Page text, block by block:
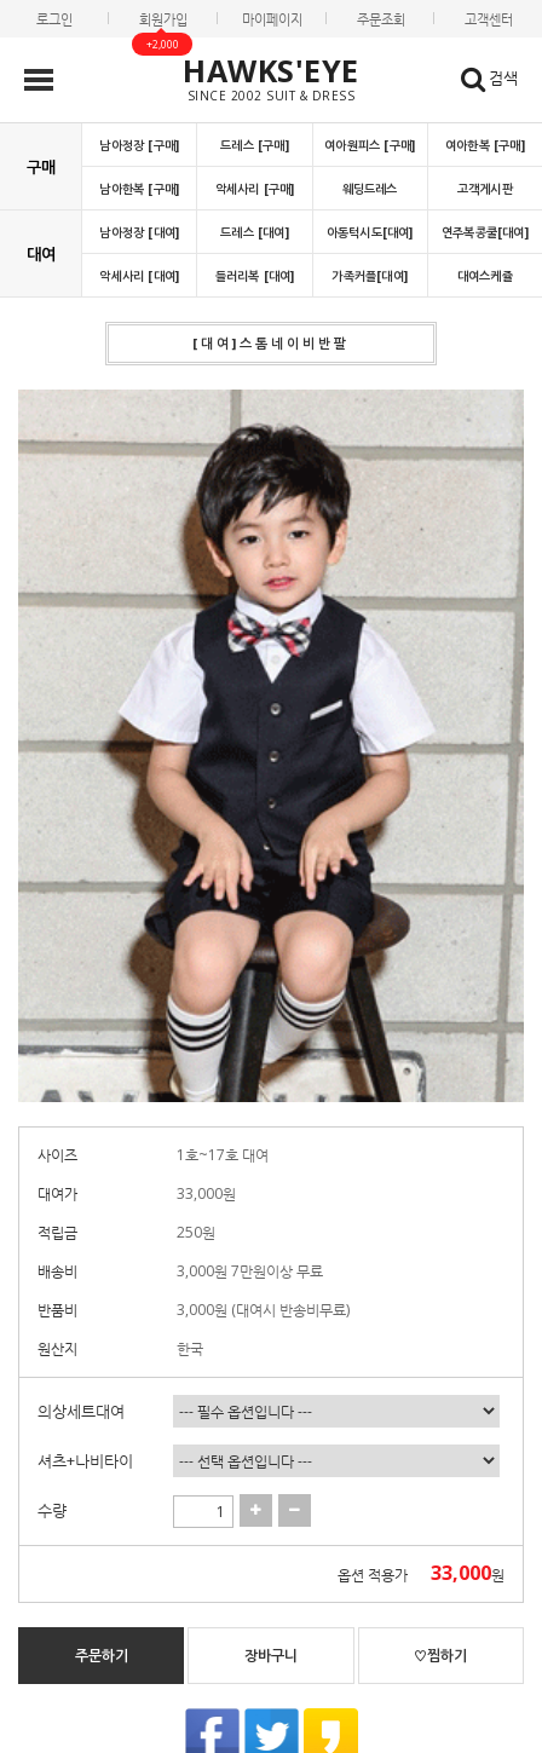
로그인 회원가입
+2,000
마이페이지 주문조회 고객센터
HAWKS'EYE
SINCE 2002 SUIT & DRESS
검색
구매
남아정장 [구매] 드레스 [구매] 여아원피스 [구매] 여아한복 [구매]
남아한복 [구매] 악세사리 [구매] 웨딩드레스 고객게시판
대여
남아정장 [대여] 드레스 [대여] 아동턱시도[대여] 연주복콩쿨[대여]
악세사리 [대여] 들러리복 [대여] 가족커플[대여] 대여스케쥴
[대여]스톰네이비반팔
사이즈
1호~17호 대여
대여가
33,000원
적립금
250원
배송비
3,000원 7만원이상 무료
반품비
3,000원 (대여시 반송비무료)
원산지
한국
의상세트대여
셔츠+나비타이
수량
옵션 적용가 33,000원
주문하기 장바구니 ♡찜하기